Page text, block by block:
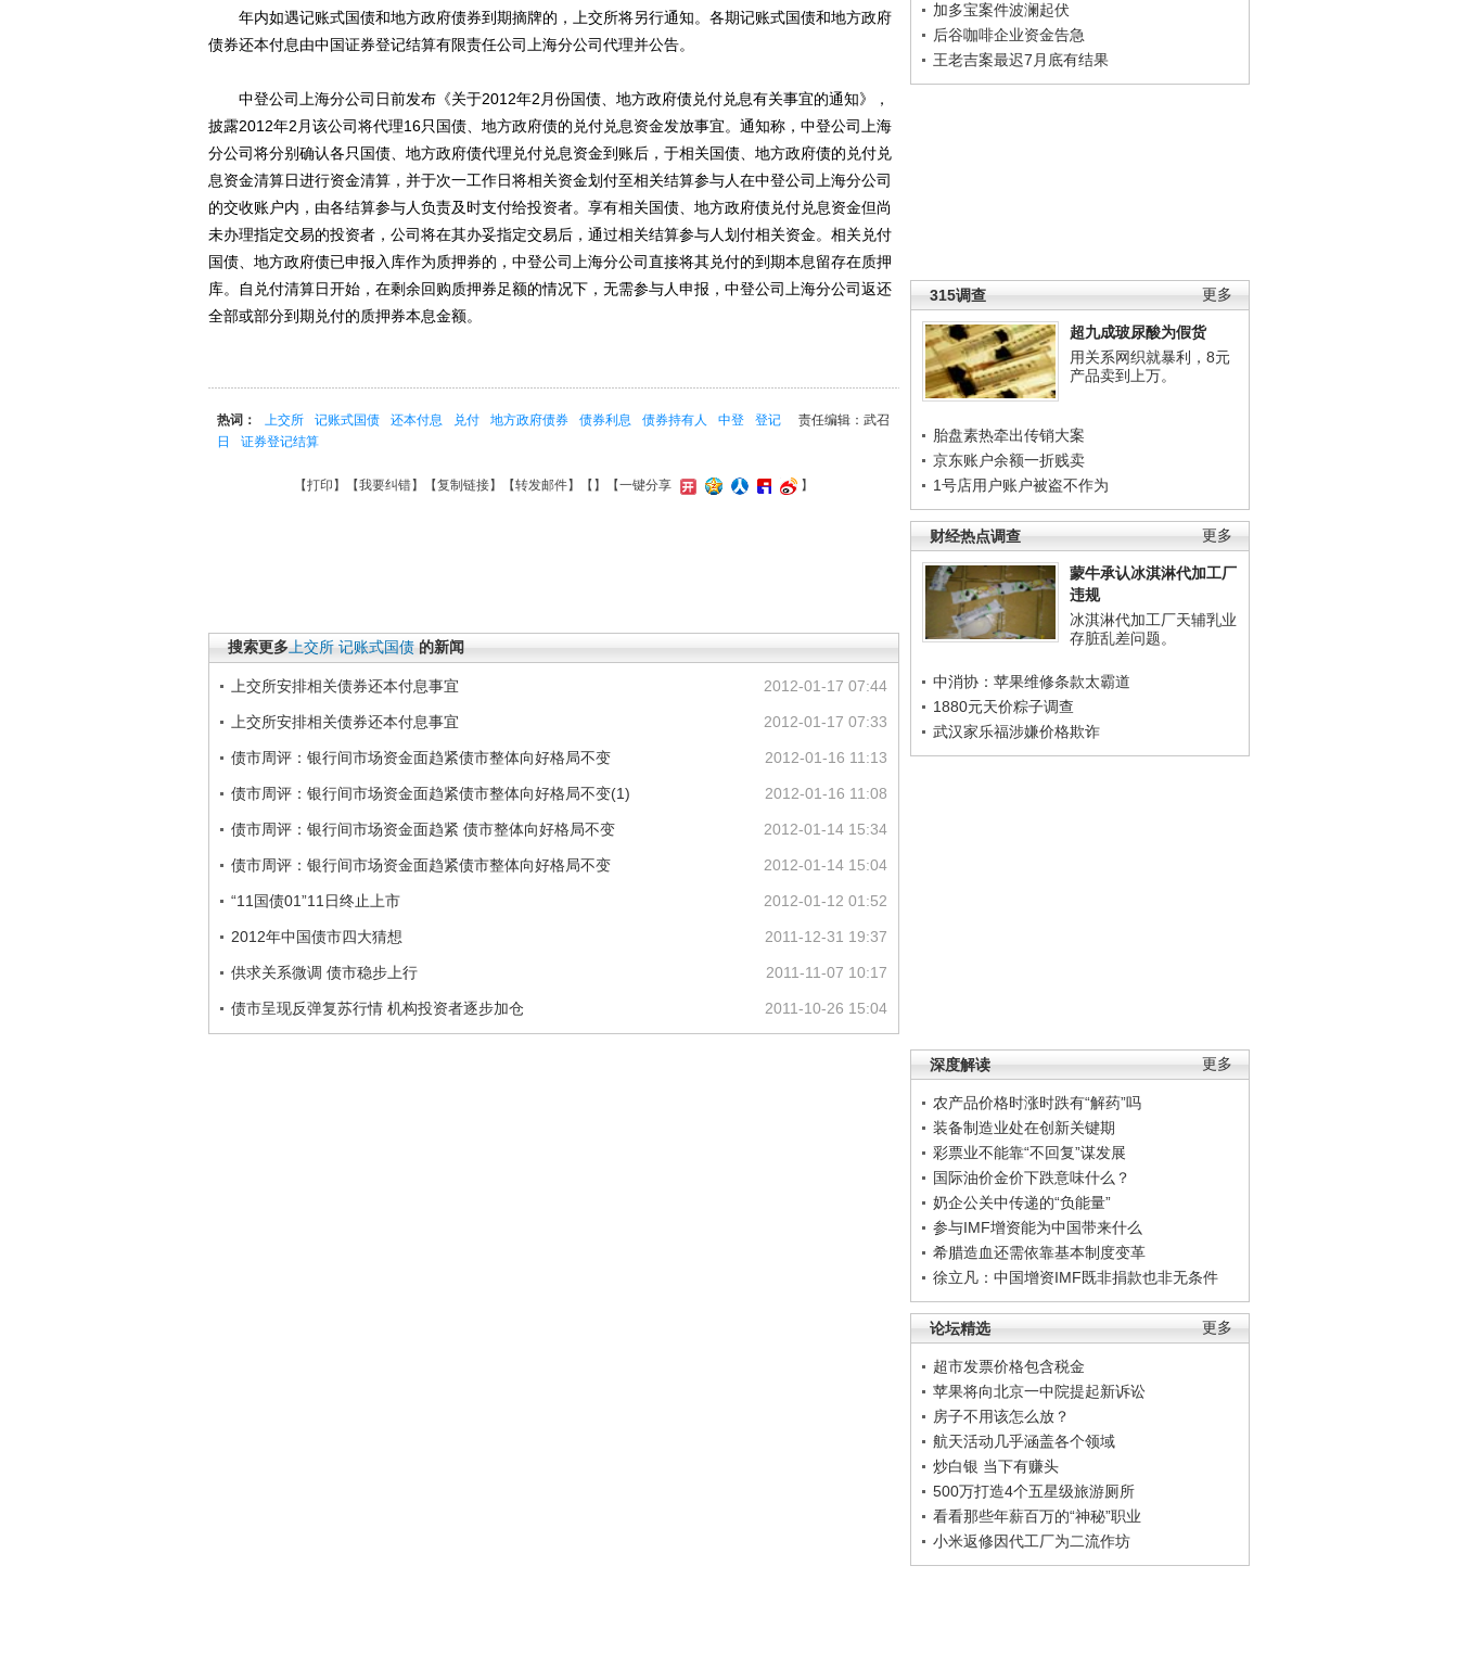
加多宝案件波澜起伏
后谷咖啡企业资金告急
王老吉案最迟7月底有结果
更多
315调查
超九成玻尿酸为假货
用关系网织就暴利，8元
产品卖到上万。
胎盘素热牵出传销大案
京东账户余额一折贱卖
1号店用户账户被盗不作为
更多
财经热点调查
蒙牛承认冰淇淋代加工厂
违规
冰淇淋代加工厂天辅乳业
存脏乱差问题。
中消协：苹果维修条款太霸道
1880元天价粽子调查
武汉家乐福涉嫌价格欺诈
更多
深度解读
农产品价格时涨时跌有“解药”吗
装备制造业处在创新关键期
彩票业不能靠“不回复”谋发展
国际油价金价下跌意味什么？
奶企公关中传递的“负能量”
参与IMF增资能为中国带来什么
希腊造血还需依靠基本制度变革
徐立凡：中国增资IMF既非捐款也非无条件
更多
论坛精选
超市发票价格包含税金
苹果将向北京一中院提起新诉讼
房子不用该怎么放？
航天活动几乎涵盖各个领域
炒白银 当下有赚头
500万打造4个五星级旅游厕所
看看那些年薪百万的“神秘”职业
小米返修因代工厂为二流作坊
年内如遇记账式国债和地方政府债券到期摘牌的，上交所将另行通知。各期记账式国债和地方政府
债券还本付息由中国证券登记结算有限责任公司上海分公司代理并公告。
中登公司上海分公司日前发布《关于2012年2月份国债、地方政府债兑付兑息有关事宜的通知》，
披露2012年2月该公司将代理16只国债、地方政府债的兑付兑息资金发放事宜。通知称，中登公司上海
分公司将分别确认各只国债、地方政府债代理兑付兑息资金到账后，于相关国债、地方政府债的兑付兑
息资金清算日进行资金清算，并于次一工作日将相关资金划付至相关结算参与人在中登公司上海分公司
的交收账户内，由各结算参与人负责及时支付给投资者。享有相关国债、地方政府债兑付兑息资金但尚
未办理指定交易的投资者，公司将在其办妥指定交易后，通过相关结算参与人划付相关资金。相关兑付
国债、地方政府债已申报入库作为质押券的，中登公司上海分公司直接将其兑付的到期本息留存在质押
库。自兑付清算日开始，在剩余回购质押券足额的情况下，无需参与人申报，中登公司上海分公司返还
全部或部分到期兑付的质押券本息金额。
责任编辑：武召
热词： 上交所 记账式国债 还本付息 兑付 地方政府债券 债券利息 债券持有人 中登
登记
日
证券登记结算
【打印 】【我要纠错】【复制链接】【转发邮件】【 】 【一键分享 】
搜索更多上交所 记账式国债 的新闻
2012-01-17 07:44
上交所安排相关债券还本付息事宜
2012-01-17 07:33
上交所安排相关债券还本付息事宜
2012-01-16 11:13
债市周评：银行间市场资金面趋紧债市整体向好格局不变
2012-01-16 11:08
债市周评：银行间市场资金面趋紧债市整体向好格局不变(1)
2012-01-14 15:34
债市周评：银行间市场资金面趋紧 债市整体向好格局不变
2012-01-14 15:04
债市周评：银行间市场资金面趋紧债市整体向好格局不变
2012-01-12 01:52
“11国债01”11日终止上市
2011-12-31 19:37
2012年中国债市四大猜想
2011-11-07 10:17
供求关系微调 债市稳步上行
2011-10-26 15:04
债市呈现反弹复苏行情 机构投资者逐步加仓